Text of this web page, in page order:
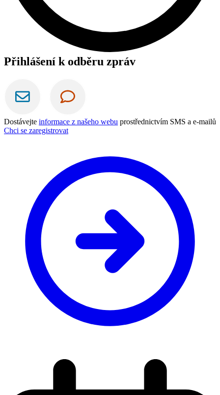
Přihlášení k odběru zpráv
Dostávejte informace z našeho webu prostřednictvím SMS a e-mailů
Chci se zaregistrovat